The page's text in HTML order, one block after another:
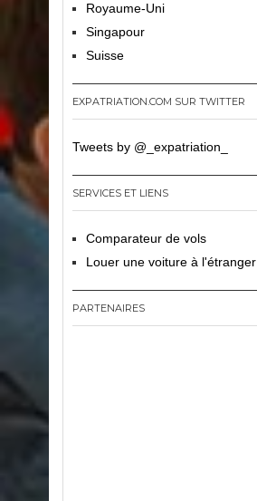
Royaume-Uni
Singapour
Suisse
EXPATRIATION.COM SUR TWITTER
Tweets by @_expatriation_
SERVICES ET LIENS
Comparateur de vols
Louer une voiture à l'étranger
PARTENAIRES